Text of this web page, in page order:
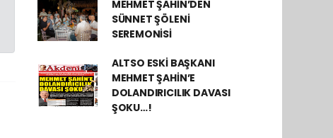
MEHMET ŞAHİN’DEN
SÜNNET ŞÖLENİ
SEREMONİSİ
ALTSO ESKİ BAŞKANI
MEHMET ŞAHİN’E
DOLANDIRICILIK DAVASI
ŞOKU…!